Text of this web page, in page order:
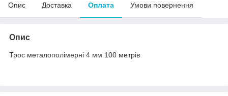
Опис Доставка Оплата Умови повернення
Опис
Трос металополімерні 4 мм 100 метрів